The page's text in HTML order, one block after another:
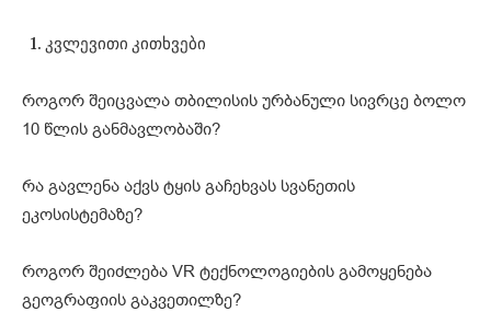
კვლევითი კითხვები
როგორ შეიცვალა თბილისის ურბანული სივრცე ბოლო
10 წლის განმავლობაში?
რა გავლენა აქვს ტყის გაჩეხვას სვანეთის
ეკოსისტემაზე?
როგორ შეიძლება VR ტექნოლოგიების გამოყენება
გეოგრაფიის გაკვეთილზე?